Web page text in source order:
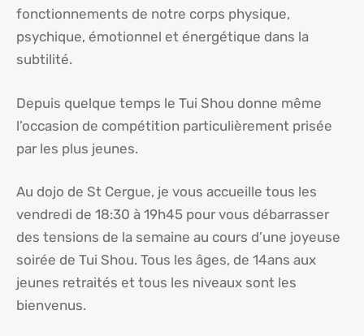
fonctionnements de notre corps physique,
psychique, émotionnel et énergétique dans la
subtilité.
Depuis quelque temps le Tui Shou donne même
l’occasion de compétition particulièrement prisée
par les plus jeunes.
Au dojo de St Cergue, je vous accueille tous les
vendredi de 18:30 à 19h45 pour vous débarrasser
des tensions de la semaine au cours d’une joyeuse
soirée de Tui Shou. Tous les âges, de 14ans aux
jeunes retraités et tous les niveaux sont les
bienvenus.